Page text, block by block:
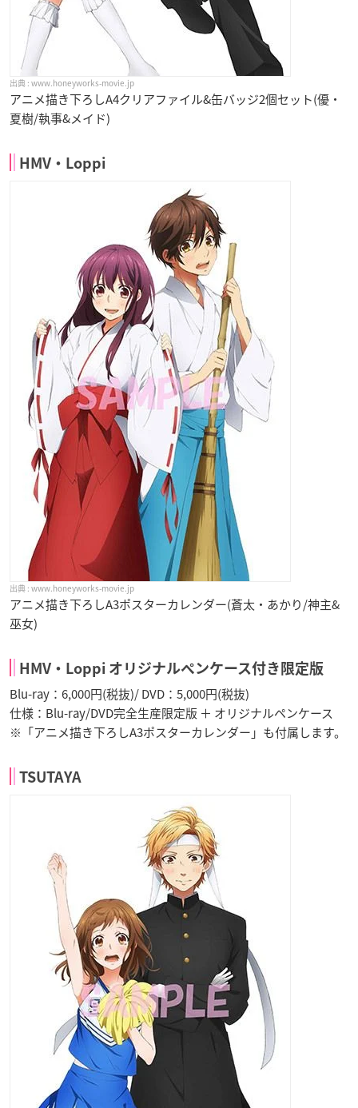
www.honeyworks-movie.jp
アニメ描き下ろしA4クリアファイル&缶バッジ2個セット(優・
夏樹/執事&メイド)
HMV・Loppi
www.honeyworks-movie.jp
アニメ描き下ろしA3ポスターカレンダー(蒼太・あかり/神主&
巫女)
HMV・Loppi オリジナルペンケース付き限定版
Blu-ray：6,000円(税抜)/ DVD：5,000円(税抜)
仕様：Blu-ray/DVD完全生産限定版 ＋ オリジナルペンケース
※「アニメ描き下ろしA3ポスターカレンダー」も付属します。
TSUTAYA